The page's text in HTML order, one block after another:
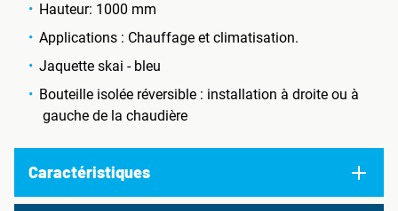
Hauteur: 1000 mm
Applications : Chauffage et climatisation.
Jaquette skai - bleu
Bouteille isolée réversible : installation à droite ou à
gauche de la chaudière
Caractéristiques